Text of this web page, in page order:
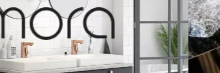
MELTEX
Kestopeite
200g/m2
561330 Musta/
Kestopeite
200g/m2, 561330
Laadukas,
tilapäiseen